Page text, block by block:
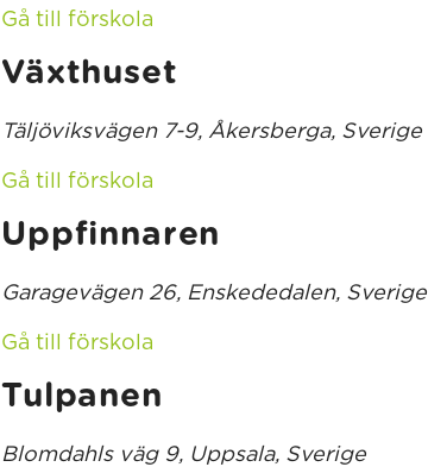
Gå till förskola
Växthuset
Täljöviksvägen 7-9, Åkersberga, Sverige
Gå till förskola
Uppfinnaren
Garagevägen 26, Enskededalen, Sverige
Gå till förskola
Tulpanen
Blomdahls väg 9, Uppsala, Sverige